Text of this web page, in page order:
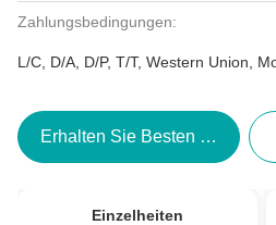
Zahlungsbedingungen:
L/C, D/A, D/P, T/T, Western Union,
Erhalten Sie Besten Preis
Einzelheiten